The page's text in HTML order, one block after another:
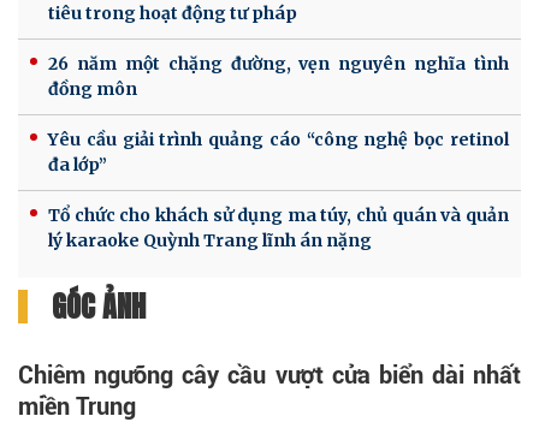
tiêu trong hoạt động tư pháp
26 năm một chặng đường, vẹn nguyên nghĩa tình
đồng môn
Yêu cầu giải trình quảng cáo “công nghệ bọc retinol
đa lớp”
Tổ chức cho khách sử dụng ma túy, chủ quán và quản
lý karaoke Quỳnh Trang lĩnh án nặng
GÓC ẢNH
Chiêm ngưỡng cây cầu vượt cửa biển dài nhất
miền Trung